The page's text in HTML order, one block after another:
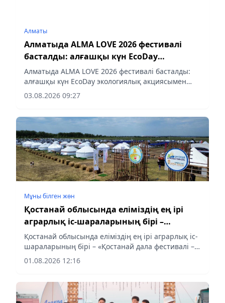
Алматы
Алматыда ALMA LOVE 2026 фестивалі
басталды: алғашқы күн EcoDay
экологиялық акциясымен өтті
Алматыда ALMA LOVE 2026 фестивалі басталды:
алғашқы күн EcoDay экологиялық акциясымен
өтті
03.08.2026 09:27
Мұны білген жөн
Қостанай облысында еліміздің ең ірі
аграрлық іс-шараларының бірі –
«Қостанай дала фестивалі – 2026» өтіп
жатыр
Қостанай облысында еліміздің ең ірі аграрлық іс-
шараларының бірі – «Қостанай дала фестивалі –
2026» өтіп жатыр
01.08.2026 12:16